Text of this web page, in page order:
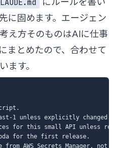
に固めます。エージェン
え方そのものはAIに仕事
にまとめたので、合わせて
ます。